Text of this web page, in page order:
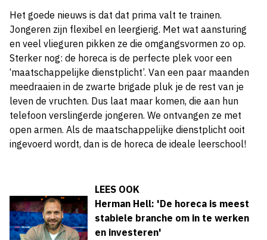
Het goede nieuws is dat dat prima valt te trainen.
Jongeren zijn flexibel en leergierig. Met wat aansturing
en veel vlieguren pikken ze die omgangsvormen zo op.
Sterker nog: de horeca is de perfecte plek voor een
‘maatschappelijke dienstplicht’. Van een paar maanden
meedraaien in de zwarte brigade pluk je de rest van je
leven de vruchten. Dus laat maar komen, die aan hun
telefoon verslingerde jongeren. We ontvangen ze met
open armen. Als de maatschappelijke dienstplicht ooit
ingevoerd wordt, dan is de horeca de ideale leerschool!
LEES OOK
Herman Hell: 'De horeca is meest
stabiele branche om in te werken
en investeren'